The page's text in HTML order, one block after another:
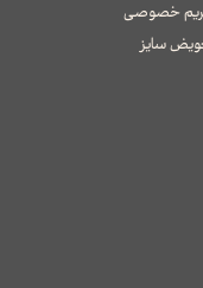
خصوصی
سایز